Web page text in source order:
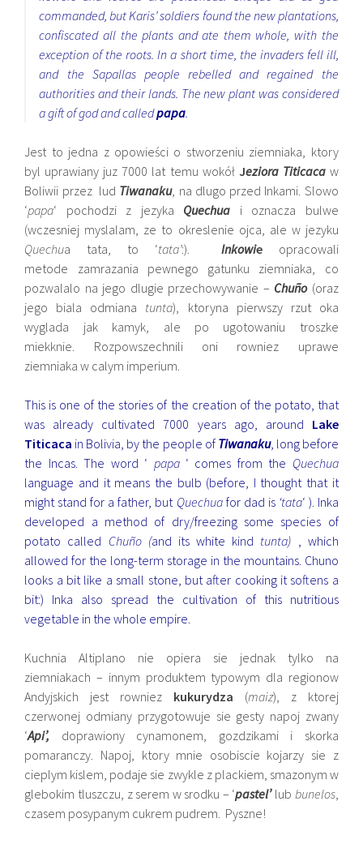
commanded, but Karis’ soldiers found the new plantations,
confiscated all the plants and ate them whole, with the
exception of the roots. In a short time, the invaders fell ill,
and the Sapallas people rebelled and regained the
authorities and their lands. The new plant was considered
a gift of god and calledpapa.
Jest to jedna z opowieści o stworzeniu ziemniaka, ktory
byl uprawiany juz 7000 lat temu wokół Jeziora Titicaca w
Boliwii przez lud Tiwanaku, na dlugo przed Inkami. Slowo
‘papa‘ pochodzi z jezyka Quechua i oznacza bulwe
(wczesniej myslalam, ze to okreslenie ojca, ale w jezyku
Quechua tata, to ‘tata’:). Inkowieopracowali
metode zamrazania pewnego gatunku ziemniaka, co
pozwalalo na jego dlugie przechowywanie – Chuño(oraz
jego biala odmiana tunta), ktoryna pierwszy rzut oka
wyglada jak kamyk, ale po ugotowaniu troszke
miekknie. Rozpowszechnili oni rowniez uprawe
ziemniaka w calym imperium.
This is one of the stories of the creation of the potato, that
was already cultivated 7000 years ago, around Lake
Titicaca in Bolivia, by the people of Tiwanaku, long before
the Incas. The word ‘ papa‘ comes from the Quechua
language and it means the bulb (before, I thought that it
might stand for a father, but Quechuafor dad is ‘tata‘ ). Inka
developed a method of dry/freezing some species of
potato called Chuño (and its white kind tunta) , which
allowed for the long-term storage in the mountains. Chuno
looks a bit like a small stone, but after cooking it softens a
bit:) Inka also spread the cultivation of this nutritious
vegetable in the whole empire.
Kuchnia Altiplano nie opiera sie jednak tylko na
ziemniakach – innym produktem typowym dla regionow
Andyjskich jest rowniez kukurydza (maiz), z ktorej
czerwonej odmiany przygotowuje sie gesty napoj zwany
‘Api’, doprawiony cynamonem, gozdzikami i skorka
pomaranczy. Napoj, ktory mnie osobiscie kojarzy sie z
cieplym kislem, podaje sie zwykle z plackiem, smazonym w
glebokim tluszczu, z serem w srodku – ‘pastel’ lub bunelos,
czasem posypanym cukrem pudrem. Pyszne!